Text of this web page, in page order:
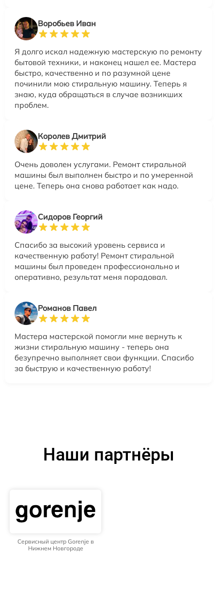
Воробьев Иван
Я долго искал надежную мастерскую по ремонту
бытовой техники, и наконец нашел ее. Мастера
быстро, качественно и по разумной цене
починили мою стиральную машину. Теперь я
знаю, куда обращаться в случае возникших
проблем.
Королев Дмитрий
Очень доволен услугами. Ремонт стиральной
машины был выполнен быстро и по умеренной
цене. Теперь она снова работает как надо.
Сидоров Георгий
Спасибо за высокий уровень сервиса и
качественную работу! Ремонт стиральной
машины был проведен профессионально и
оперативно, результат меня порадовал.
Романов Павел
Мастера мастерской помогли мне вернуть к
жизни стиральную машину - теперь она
безупречно выполняет свои функции. Спасибо
за быструю и качественную работу!
Наши партнёры
Сервисный центр Gorenje в
Нижнем Новгороде